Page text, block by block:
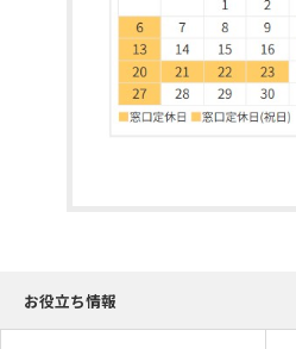
お役立ち情報